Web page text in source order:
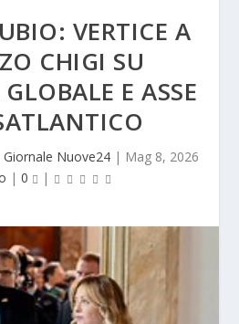
VERTICE A
CHIGI SU
E ASSE
Giornale Nuove24| Mag 8, 2026
| 0 |